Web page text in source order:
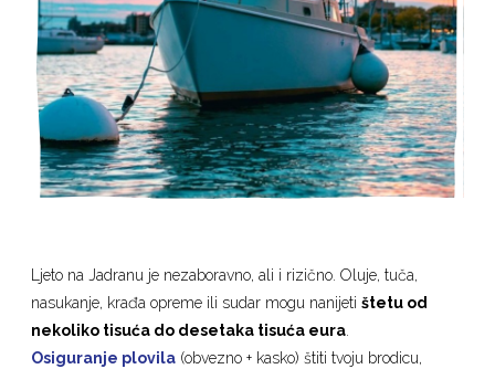
Ljeto na Jadranu je nezaboravno, ali i rizično. Oluje, tuča,
nasukanje, krađa opreme ili sudar mogu nanijetištetu od
nekoliko tisuća do desetaka tisuća eura
Osiguranje plovila (obvezno + kasko) štiti tvoju brodicu,